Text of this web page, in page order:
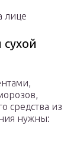
лице
средства из
нужны: